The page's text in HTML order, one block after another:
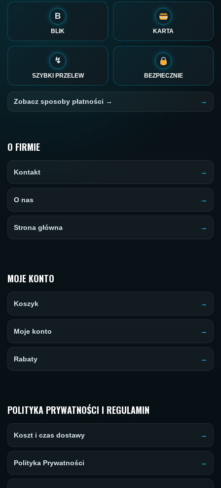
B
BLIK KARTA
↯
SZYBKI PRZELEW BEZPIECZNIE
Zobacz sposoby płatności →
O FIRMIE
Kontakt
O nas
Strona główna
MOJE KONTO
Koszyk
Moje konto
Rabaty
POLITYKA PRYWATNOŚCI I REGULAMIN
Koszt i czas dostawy
Polityka Prywatności